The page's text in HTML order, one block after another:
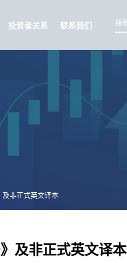
投资者关系 联系我们
及非正式英文译本
及非正式英文译本